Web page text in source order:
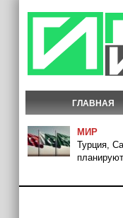
ГЛАВНАЯ
МИР
Турция,